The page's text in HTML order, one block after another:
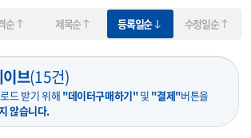
순 제목순 등록일순 수정일순
브(15건)
드 받기 위해 "데이터구매하기"및 "결제"버튼을
않습니다.